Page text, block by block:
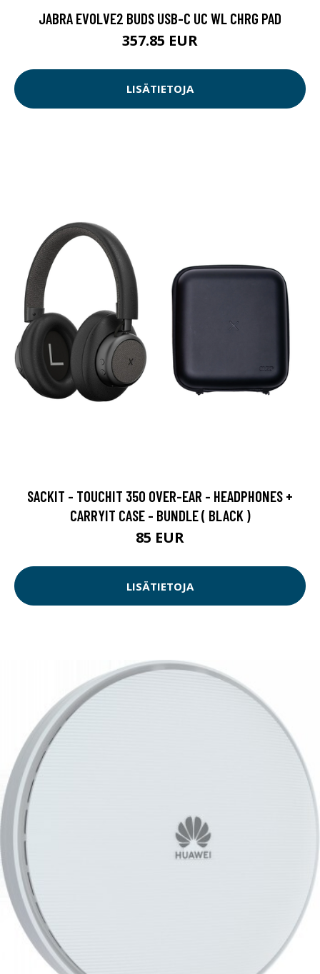
JABRA EVOLVE2 BUDS USB-C UC WL CHRG PAD
357.85 EUR
LISÄTIETOJA
SACKIT - TOUCHIT 350 OVER-EAR - HEADPHONES +
CARRYIT CASE - BUNDLE ( BLACK )
85 EUR
LISÄTIETOJA